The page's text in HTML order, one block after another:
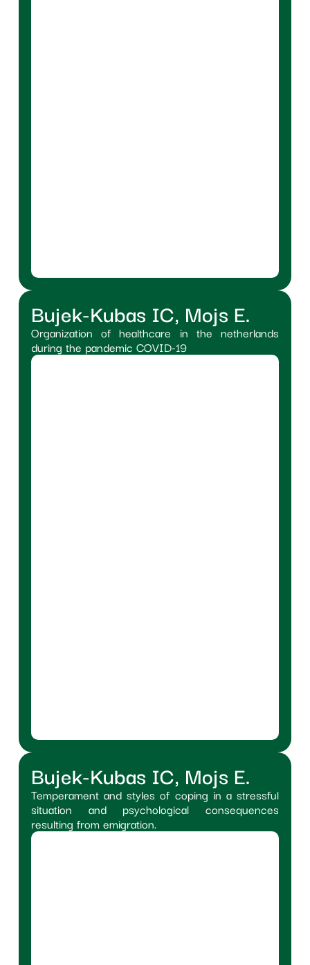
Bujek-Kubas IC, Mojs E.
Organization of healthcare in the netherlands
during the pandemic COVID-19
Bujek-Kubas IC, Mojs E.
Temperament and styles of coping in a stressful
situation and psychological consequences
resulting from emigration.